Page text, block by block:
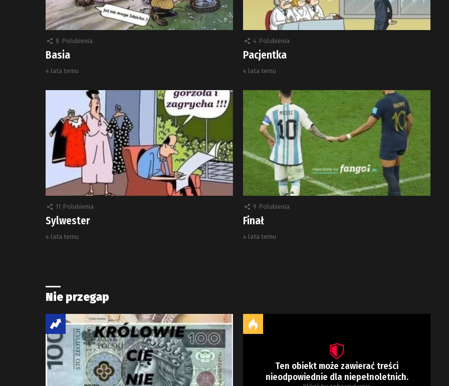
8 Polubienia
Basia
4 lata temu
4 Polubienia
Pacjentka
4 lata temu
11 Polubienia
Sylwester
4 lata temu
9 Polubienia
Finał
4 lata temu
Nie przegap
Ten obiekt może zawierać treści
nieodpowiednie dla niepełnoletnich.